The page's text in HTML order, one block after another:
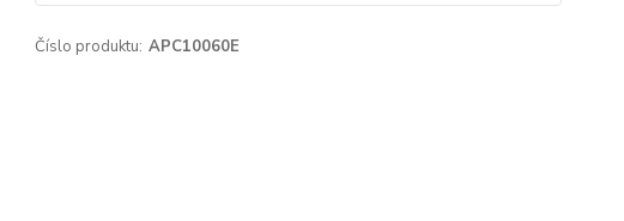
Číslo produktu: APC10060E